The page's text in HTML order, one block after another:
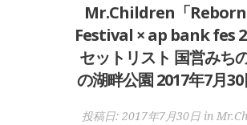
Mr.Children「
Festival × ap bank fes
セットリスト 国営みち
の湖畔公園 2017年7月
投稿日: 2017年7月30日in